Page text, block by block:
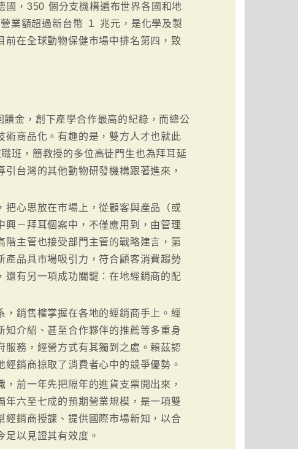
國，350 個分支機構遍布世界各國和地
業額超過新台幣 １ 兆元，是化學及製
前在全球動物保健市場中排名第四，致
金，創下產學合作最高的紀錄，而總公
術商品化。有趣的是，雙方人才也就此
班，簡教授的多位高徒門生也為拜耳延
台灣的其他動物研發機構跟著進來，
把心思放在市場上，從顧客與產品（或
興－拜耳個案中，不僅應用到，由管理
階主管也接受部門主管的戰略建言，第
產品具市場吸引力，符合顧客消費趨勢
還有另一項成功關鍵：在地經銷商的配
，銷售權掌握在各地的經銷商手上。經
介紹、甚至合作夥伴的推薦等多重身
服務，經營方式有其獨到之處。賴茲認
銷商掠取了消費者心中的競爭優勢。
前一年先把隔年的進貨支票開出來，
六至七成的預期營業規模，是一項雙
經銷商授課、提供國際市場新知，以合
足以見證其有效度。